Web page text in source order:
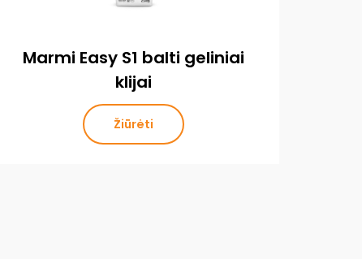
Marmi Easy S1 balti geliniai
klijai
Žiūrėti